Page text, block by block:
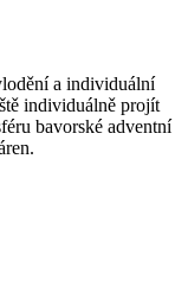
a individuální
individuálně projít
bavorské adventní